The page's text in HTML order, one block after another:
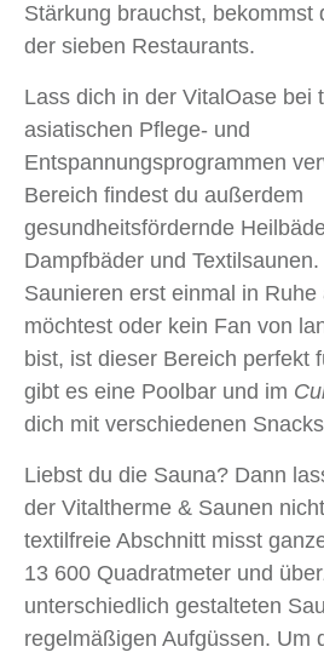
Stärkung brauchst, bekommst
der sieben Restaurants.
Lass dich in der VitalOase bei
asiatischen Pflege- und
Entspannungsprogrammen
Bereich findest du außerdem
gesundheitsfördernde
Dampfbäder und
Saunieren erst einmal in Ruhe
möchtest oder kein Fan von
bist, ist dieser Bereich perfekt
gibt es eine Poolbar und im
dich mit verschiedenen
Liebst du die Sauna? Dann
der Vitaltherme & Saunen
textilfreie Abschnitt misst
13 600 Quadratmeter und
unterschiedlich gestalteten
regelmäßigen Aufgüssen. Um